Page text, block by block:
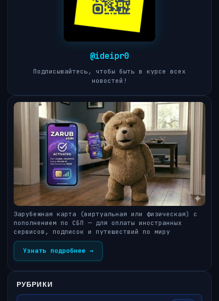
@ideipr0
Подписывайтесь, чтобы быть в курсе всех
новостей!
Зарубежная карта (виртуальная или физическая) с
пополнением по СБП — для оплаты иностранных
сервисов, подписок и путешествий по миру
Узнать подробнее →
РУБРИКИ